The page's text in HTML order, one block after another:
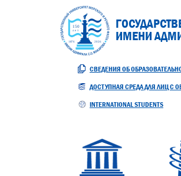
ИМЕНИ
СВЕДЕНИЯ ОБ
ДОСТУПНАЯ СРЕДА ДЛЯ ЛИЦ С
INTERNATIONAL STUDENTS